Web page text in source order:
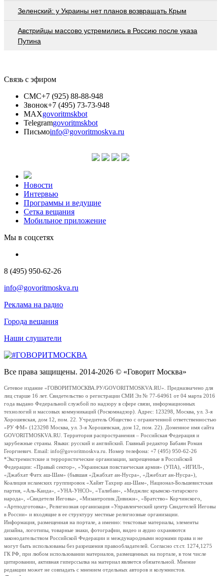
Зеленский: у Украины нет планов возвращать Крым
Австрийцы массово устремились в Россию после указа
Путина
Связь с эфиром
СМС+7 (925) 88-88-948
Звонок+7 (495) 73-73-948
MAXgovoritmskbot
Telegramgovoritmskbot
Письмоinfo@govoritmoskva.ru
Новости
Интервью
Программы и ведущие
Сетка вещания
Мобильное приложение
Мы в соцсетях
8 (495) 950-62-26
info@govoritmoskva.ru
Реклама на радио
Города вещания
Наши слушатели
Все права защищены. 2014-2026 © «Говорит Москва»
Сетевое издание «ГОВОРИТМОСКВА.РУ/GOVORITMOSKVA.RU». Предназначено для
лиц старше 16 лет. Свидетельство о регистрации СМИ Эл № 77-64961 от 04 марта 2016
года выдано Федеральной службой по надзору в сфере связи, информационных
технологий и массовых коммуникаций (Роскомнадзор). Адрес: 123298, Москва, ул. 3-я
Хорошевская, дом 12, пом. 22. Учредитель Общество с ограниченной ответственностью
«РУ ФМ» (123298 Москва, ул. 3-я Хорошевская, дом 12, пом. 22). Доменное имя сайта
GOVORITMOSKVA.RU. Территория распространения – Российская Федерация и
зарубежные страны. Языки: русский и английский. Главный редактор Бабаян Роман
Георгиевич. Email: info@govoritmoskva.ru. Номер телефона: +7 (495) 950-62-26
*Экстремистские и террористические организации, запрещенные в Российской
Федерации: «Правый сектор», «Украинская повстанческая армия» (УПА), «ИГИЛ»,
«Джабхат Фатх аш-Шам» (бывшая «Джабхат ан-Нусра», «Джебхат ан-Нусра»),
Коалиция исламских группировок «Хайят Тахрир аш-Шам», Национал-Большевистская
партия, «Аль-Каида», «УНА-УНСО», «Талибан», «Меджлис крымско-татарского
народа», «Свидетели Иеговы», «Мизантропик Дивижн», «Братство» Корчинского,
«Артподготовка», Религиозная организация «Управленческий центр Свидетелей Иеговы
в России» и входящие в ее структуру местные религиозные организации.
Информация, размещенная на портале, а именно: текстовые материалы, элементы
дизайна, логотипы, товарные знаки, фотографии, видео и аудио охраняются
законодательством Российской Федерации и международными нормами права и не
могут быть использованы без разрешения правообладателей. Согласно ст.ст. 1274,1275
ГК РФ, при любом использовании материалов, размещенных на портале, в том числе
цитировании, активная гиперссылка на материал является обязательной. Мнение
редакции может не совпадать с мнением отдельных авторов и колумнистов.